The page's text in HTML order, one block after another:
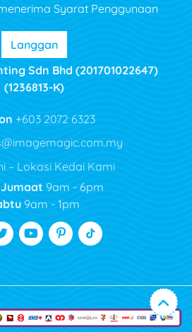
Syarat Penggunaan
Langgan
Sdn Bhd (201701022647)
(1236813-K)
+603 2072 6323
– Lokasi Kedai Kami
Jumaat 9am - 6pm
9am - 1pm